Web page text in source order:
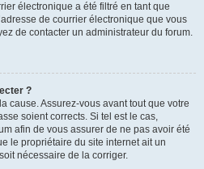
électronique a été filtré en tant que
de courrier électronique que vous
de contacter un administrateur du forum.
?
cause. Assurez-vous avant tout que votre
soient corrects. Si tel est le cas,
afin de vous assurer de ne pas avoir été
le propriétaire du site internet ait un
nécessaire de la corriger.